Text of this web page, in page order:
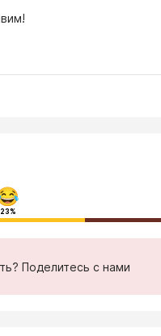
23%
Поделитесь с нами